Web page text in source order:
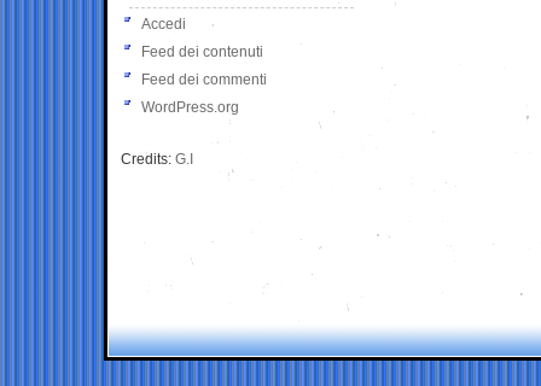
Accedi
Feed dei contenuti
Feed dei commenti
WordPress.org
Credits: G.I